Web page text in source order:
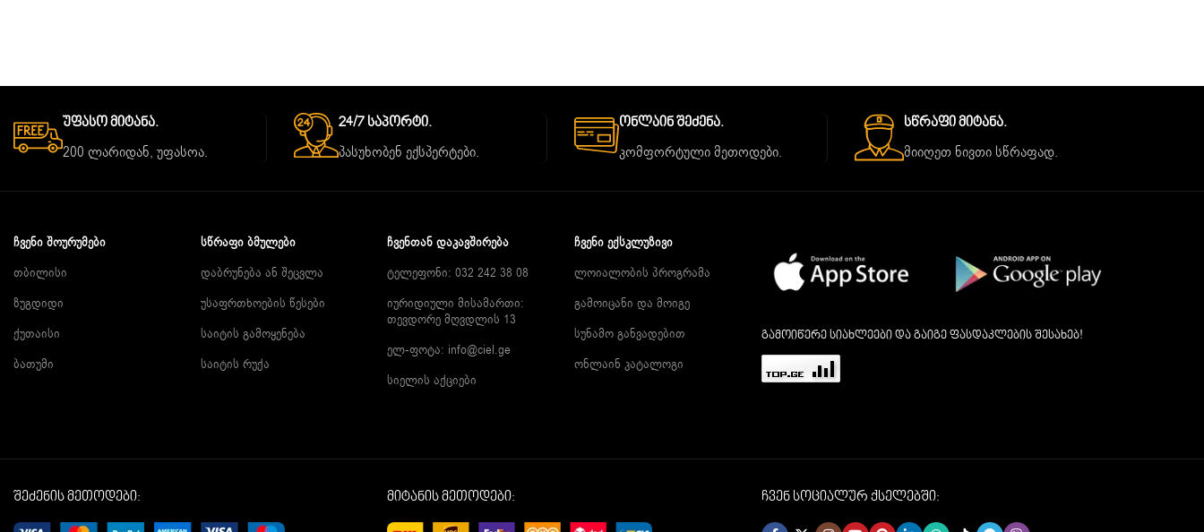
Უფასო Მიტანა.
200 ლარიდან, უფასოა.
24/7 Საპორტი.
პასუხობენ ექსპერტები.
Ონლაინ Შეძენა.
კომფორტული მეთოდები.
Სწრაფი Მიტანა.
მიიღეთ ნივთი სწრაფად.
ᲩᲕᲔᲜᲘ ᲨᲝᲣᲠᲣᲛᲔᲑᲘ
თბილისი
ზუგდიდი
ქუთაისი
ბათუმი
ᲡᲬᲠᲐᲤᲘ ᲑᲛᲣᲚᲔᲑᲘ
დაბრუნება ან შეცვლა
უსაფრთხოების წესები
საიტის გამოყენება
საიტის რუქა
ᲩᲕᲔᲜᲗᲐᲜ ᲓᲐᲙᲐᲕᲨᲘᲠᲔᲑᲐ
ტელეფონი: 032 242 38 08
იურიდიული მისამართი:
თევდორე მღვდლის 13
ელ-ფოტა: info@ciel.ge
სიელის აქციები
ᲩᲕᲔᲜᲘ ᲔᲥᲡᲙᲚᲣᲖᲘᲕᲘ
ლოიალობის პროგრამა
გამოიცანი და მოიგე
სუნამო განვადებით
ონლაინ კატალოგი
გამოიწერე სიახლეები და გაიგე ფასდაკლების შესახებ!
შეძენის მეთოდები: მიტანის მეთოდები: ჩვენ სოციალურ ქსელებში: